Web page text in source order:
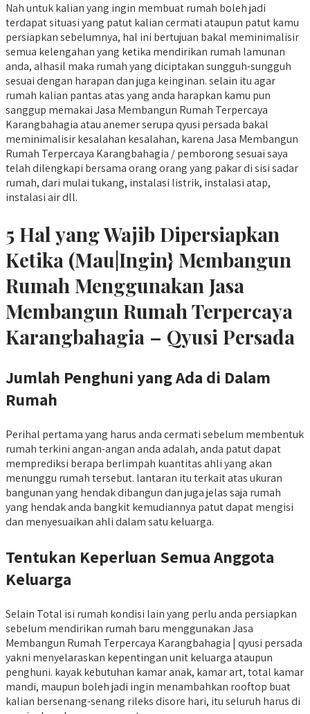
Nah untuk kalian yang ingin membuat rumah boleh jadi
terdapat situasi yang patut kalian cermati ataupun patut kamu
persiapkan sebelumnya, hal ini bertujuan bakal meminimalisir
semua kelengahan yang ketika mendirikan rumah lamunan
anda, alhasil maka rumah yang diciptakan sungguh-sungguh
sesuai dengan harapan dan juga keinginan. selain itu agar
rumah kalian pantas atas yang anda harapkan kamu pun
sanggup memakai Jasa Membangun Rumah Terpercaya
Karangbahagia atau anemer serupa qyusi persada bakal
meminimalisir kesalahan kesalahan, karena Jasa Membangun
Rumah Terpercaya Karangbahagia / pemborong sesuai saya
telah dilengkapi bersama orang orang yang pakar di sisi sadar
rumah, dari mulai tukang, instalasi listrik, instalasi atap,
instalasi air dll.
5 Hal yang Wajib Dipersiapkan
Ketika (Mau|Ingin} Membangun
Rumah Menggunakan Jasa
Membangun Rumah Terpercaya
Karangbahagia – Qyusi Persada
Jumlah Penghuni yang Ada di Dalam
Rumah
Perihal pertama yang harus anda cermati sebelum membentuk
rumah terkini angan-angan anda adalah, anda patut dapat
memprediksi berapa berlimpah kuantitas ahli yang akan
menunggu rumah tersebut. lantaran itu terkait atas ukuran
bangunan yang hendak dibangun dan juga jelas saja rumah
yang hendak anda bangkit kemudiannya patut dapat mengisi
dan menyesuaikan ahli dalam satu keluarga.
Tentukan Keperluan Semua Anggota
Keluarga
Selain Total isi rumah kondisi lain yang perlu anda persiapkan
sebelum mendirikan rumah baru menggunakan Jasa
Membangun Rumah Terpercaya Karangbahagia | qyusi persada
yakni menyelaraskan kepentingan unit keluarga ataupun
penghuni. kayak kebutuhan kamar anak, kamar art, total kamar
mandi, maupun boleh jadi ingin menambahkan rooftop buat
kalian bersenang-senang rileks disore hari, itu seluruh harus di